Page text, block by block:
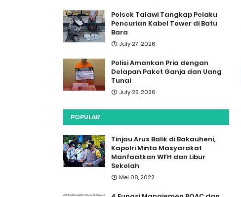
Polsek Talawi Tangkap Pelaku
Pencurian Kabel Tower di Batu
Bara
July 27, 2026
Polisi Amankan Pria dengan
Delapan Paket Ganja dan Uang
Tunai
July 25, 2026
POPULAR
Tinjau Arus Balik di Bakauheni,
Kapolri Minta Masyarakat
Manfaatkan WFH dan Libur
Sekolah
Mei 08, 2022